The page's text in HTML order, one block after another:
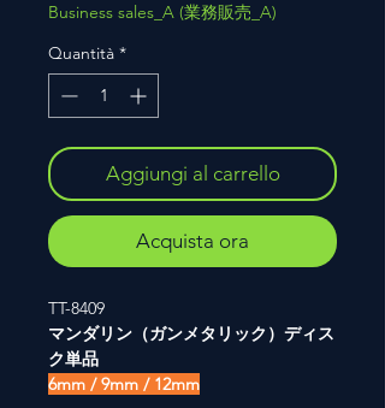
Business sales_A (業務販売_A)
Quantità *
Aggiungi al carrello
Acquista ora
TT-8409
マンダリン（ガンメタリック）ディス
ク単品
6mm / 9mm / 12mm